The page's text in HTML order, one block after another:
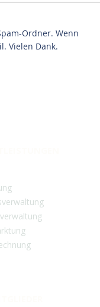
Ordner. Wenn
Vielen Dank.